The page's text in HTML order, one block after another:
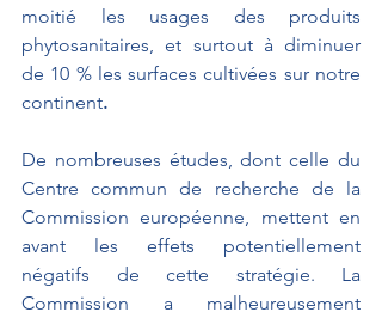
moitié les usages des produits
phytosanitaires, et surtout à diminuer
de 10 % les surfaces cultivées sur notre
continent.
De nombreuses études, dont celle du
Centre commun de recherche de la
Commission européenne, mettent en
avant les effets potentiellement
négatifs de cette stratégie. La
Commission a malheureusement